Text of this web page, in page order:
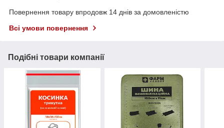
Повернення товару впродовж 14 днів за домовленістю
Всі умови повернення
Подібні товари компанії